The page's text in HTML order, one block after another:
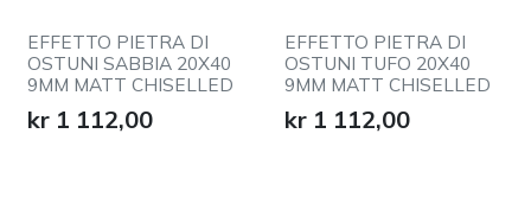
EFFETTO PIETRA DI
OSTUNI SABBIA 20X40
9MM MATT CHISELLED
kr 1 112,00
EFFETTO PIETRA DI
OSTUNI TUFO 20X40
9MM MATT CHISELLED
kr 1 112,00